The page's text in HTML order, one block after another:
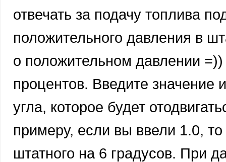
отвечать за подачу топлива
положительного давления в
о положительном давлении
процентов. Введите значение
угла, которое будет
примеру, если вы ввели 1.0, то
штатного на 6 градусов. При